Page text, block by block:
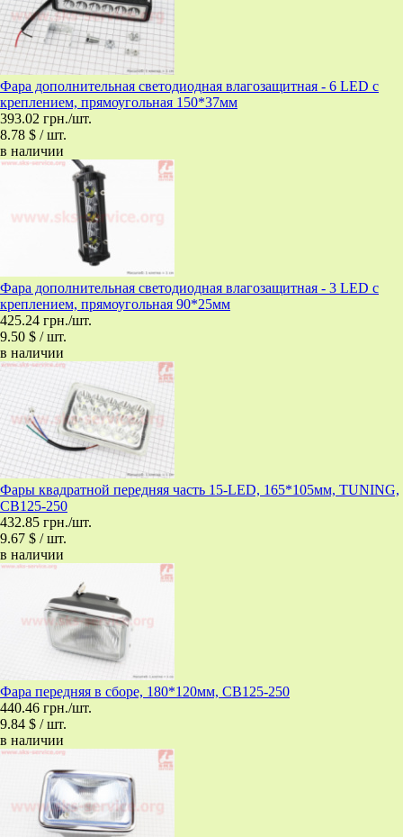
Фара дополнительная светодиодная влагозащитная - 6 LED с
креплением, прямоугольная 150*37мм
393.02 грн./шт.
8.78 $ / шт.
в наличии
Фара дополнительная светодиодная влагозащитная - 3 LED с
креплением, прямоугольная 90*25мм
425.24 грн./шт.
9.50 $ / шт.
в наличии
Фары квадратной передняя часть 15-LED, 165*105мм, TUNING,
CB125-250
432.85 грн./шт.
9.67 $ / шт.
в наличии
Фара передняя в сборе, 180*120мм, CB125-250
440.46 грн./шт.
9.84 $ / шт.
в наличии